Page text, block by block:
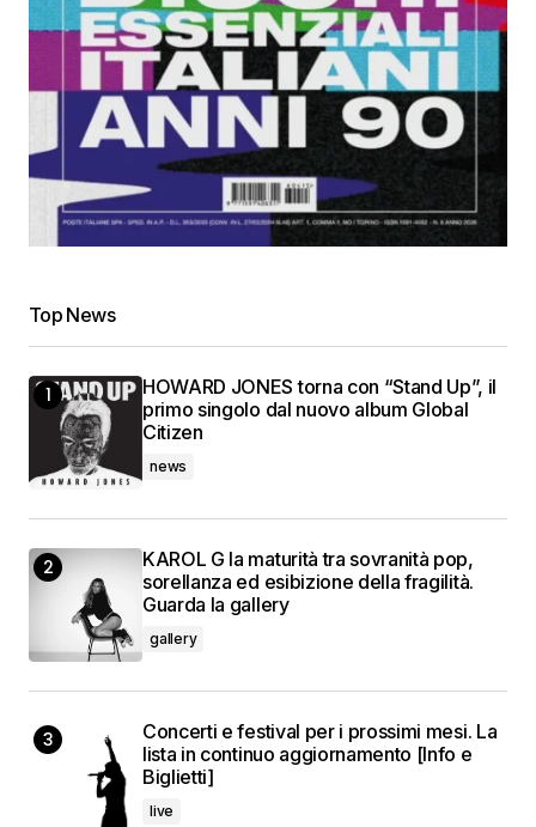
Top News
HOWARD JONES torna con “Stand Up”, il
primo singolo dal nuovo album Global
Citizen
news
KAROL G la maturità tra sovranità pop,
sorellanza ed esibizione della fragilità.
Guarda la gallery
gallery
Concerti e festival per i prossimi mesi. La
lista in continuo aggiornamento [Info e
Biglietti]
live